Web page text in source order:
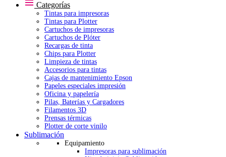
Categorías
Tintas para impresoras
Tintas para Plotter
Cartuchos de impresoras
Cartuchos de Plóter
Recargas de tinta
Chips para Plotter
Limpieza de tintas
Accesorios para tintas
Cajas de mantenimiento Epson
Papeles especiales impresión
Oficina y papelería
Pilas, Baterías y Cargadores
Filamentos 3D
Prensas térmicas
Plotter de corte vinilo
Sublimación
Equipamiento
Impresoras para sublimación